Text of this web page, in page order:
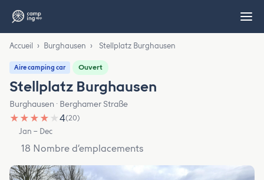
Accueil › Burghausen › Stellplatz Burghausen
Aire camping car Ouvert
Stellplatz Burghausen
Burghausen · Berghamer Straße
★ ★ ★ ★ ★4(20)
Jan – Dec
18 Nombre d’emplacements